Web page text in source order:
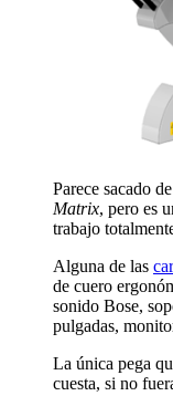
Parece sacado
Matrix, pero es
trabajo
Alguna de las
de cuero
sonido Bose,
pulgadas,
La única pega
cuesta, si no